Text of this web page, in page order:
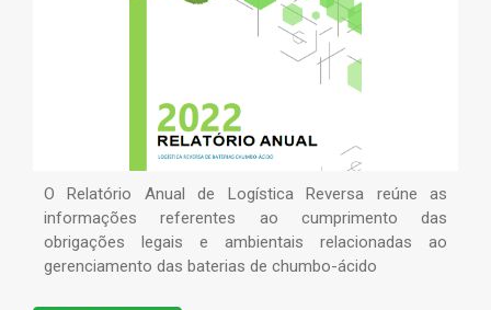
O Relatório Anual de Logística Reversa reúne as
informações referentes ao cumprimento das
obrigações legais e ambientais relacionadas ao
gerenciamento das baterias de chumbo-ácido